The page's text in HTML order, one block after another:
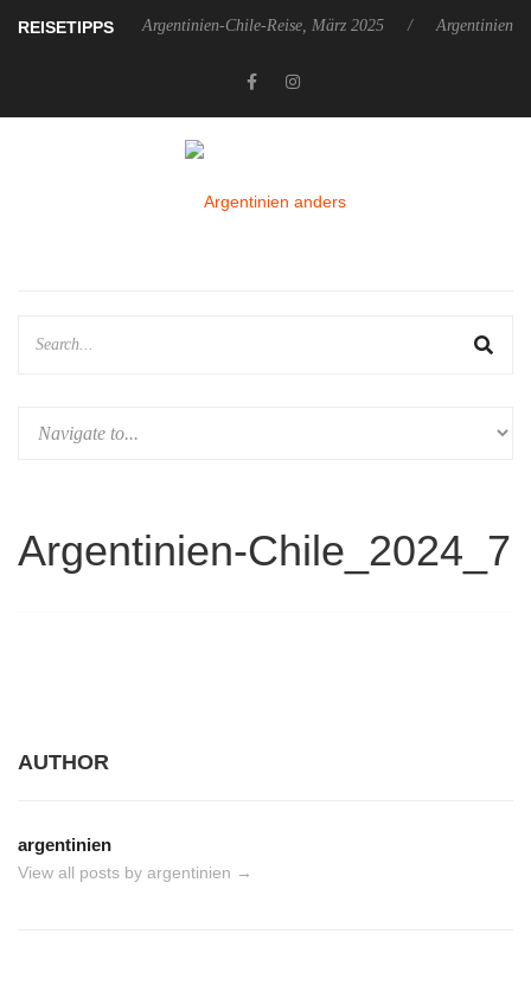
REISETIPPS
2025 Argentinien-Chile-Reise, März 2025 Argentinien-
Argentinien-Chile_2024_7
AUTHOR
argentinien
View all posts by argentinien →